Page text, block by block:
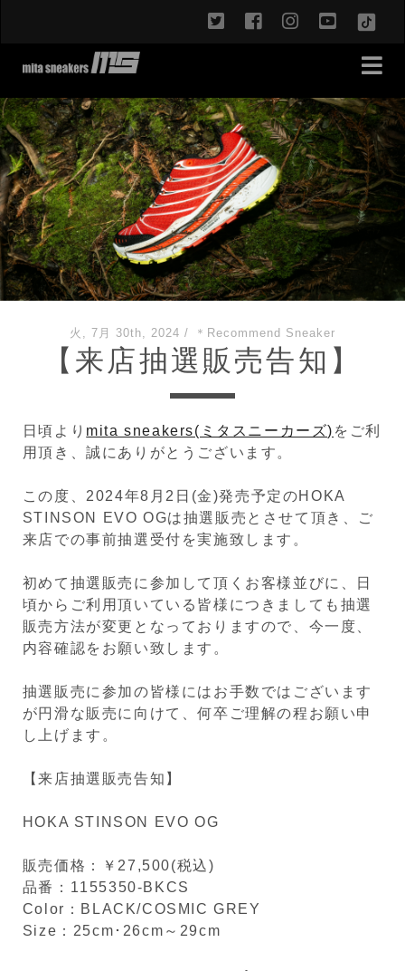
twitterfacebookinstagram
火, 7月 30th, 2024 / ＊Recommend Sneaker
【来店抽選販売告知】
日頃より mita sneakers(ミタスニーカーズ) をご利
用頂き、誠にありがとうございます。
この度、2024年8月2日(金)発売予定のHOKA
STINSON EVO OGは抽選販売とさせて頂き、ご
来店での事前抽選受付を実施致します。
初めて抽選販売に参加して頂くお客様並びに、日
頃からご利用頂いている皆様につきましても抽選
販売方法が変更となっておりますので、今一度、
内容確認をお願い致します。
抽選販売に参加の皆様にはお手数ではございます
が円滑な販売に向けて、何卒ご理解の程お願い申
し上げます。
【来店抽選販売告知】
HOKA STINSON EVO OG
販売価格：￥27,500(税込)
品番：1155350-BKCS
Color：BLACK/COSMIC GREY
Size：25cm･26cm～29cm